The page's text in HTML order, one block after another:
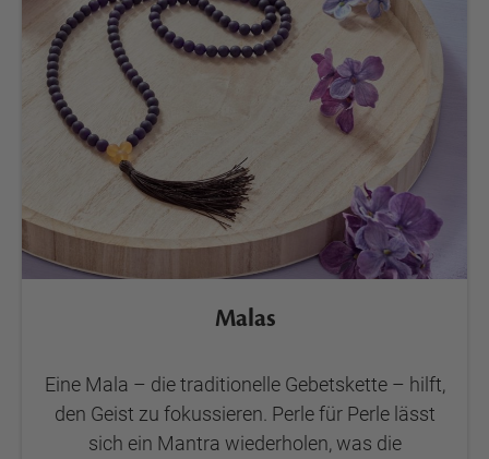
Malas
Eine Mala – die traditionelle Gebetskette – hilft,
den Geist zu fokussieren. Perle für Perle lässt
sich ein Mantra wiederholen, was die